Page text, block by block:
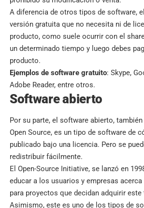
A diferencia de otros tipos de software,
versión gratuita que no necesita ni de
producto, como suele ocurrir con el
un determinado tiempo y luego debes
producto.
Ejemplos de software gratuito: Skype,
Adobe Reader, entre otros.
Software abierto
Por su parte, el software abierto,
Open Source, es un tipo de software de
publicado bajo una licencia. Pero se
redistribuir fácilmente.
El Open-Source Initiative, se lanzó en
educar a los usuarios y empresas
para proyectos que decidan adquirir
Asimismo, este es uno de los tipos de